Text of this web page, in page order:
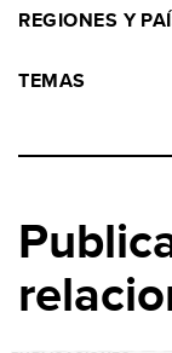
REGIONES Y
TEMAS